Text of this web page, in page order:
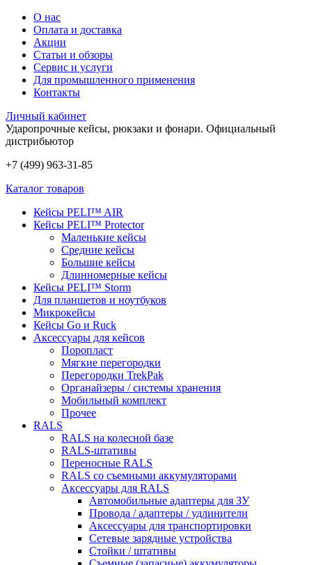
О нас
Оплата и доставка
Акции
Статьи и обзоры
Сервис и услуги
Для промышленного применения
Контакты
Личный кабинет
Ударопрочные кейсы, рюкзаки и фонари. Официальный
дистрибьютор
+7 (499) 963-31-85
Каталог товаров
Кейсы PELI™ AIR
Кейсы PELI™ Protector
Маленькие кейсы
Средние кейсы
Большие кейсы
Длинномерные кейсы
Кейсы PELI™ Storm
Для планшетов и ноутбуков
Микрокейсы
Кейсы Go и Ruck
Аксессуары для кейсов
Поропласт
Мягкие перегородки
Перегородки TrekPak
Органайзеры / системы хранения
Мобильный комплект
Прочее
RALS
RALS на колесной базе
RALS-штативы
Переносные RALS
RALS со съемными аккумуляторами
Аксессуары для RALS
Автомобильные адаптеры для ЗУ
Провода / адаптеры / удлинители
Аксессуары для транспортировки
Сетевые зарядные устройства
Стойки / штативы